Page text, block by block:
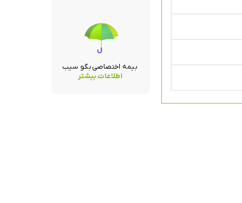
بیمه اختصاصی بگو سیب
اطلاعات بیشتر